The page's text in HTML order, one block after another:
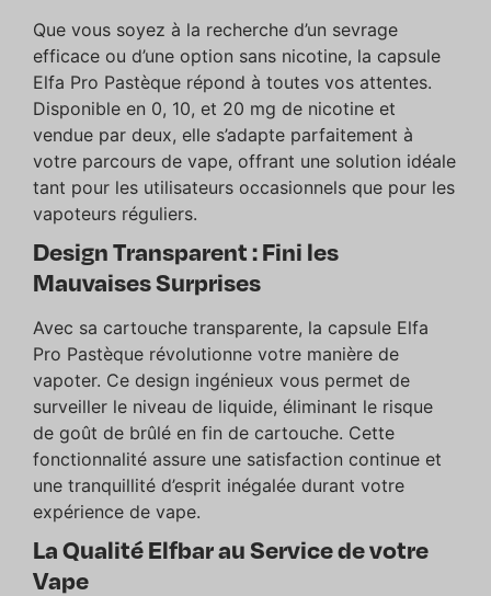
Que vous soyez à la recherche d’un sevrage
efficace ou d’une option sans nicotine, la capsule
Elfa Pro Pastèque répond à toutes vos attentes.
Disponible en 0, 10, et 20 mg de nicotine et
vendue par deux, elle s’adapte parfaitement à
votre parcours de vape, offrant une solution idéale
tant pour les utilisateurs occasionnels que pour les
vapoteurs réguliers.
Design Transparent : Fini les
Mauvaises Surprises
Avec sa cartouche transparente, la capsule Elfa
Pro Pastèque révolutionne votre manière de
vapoter. Ce design ingénieux vous permet de
surveiller le niveau de liquide, éliminant le risque
de goût de brûlé en fin de cartouche. Cette
fonctionnalité assure une satisfaction continue et
une tranquillité d’esprit inégalée durant votre
expérience de vape.
La Qualité Elfbar au Service de votre
Vape